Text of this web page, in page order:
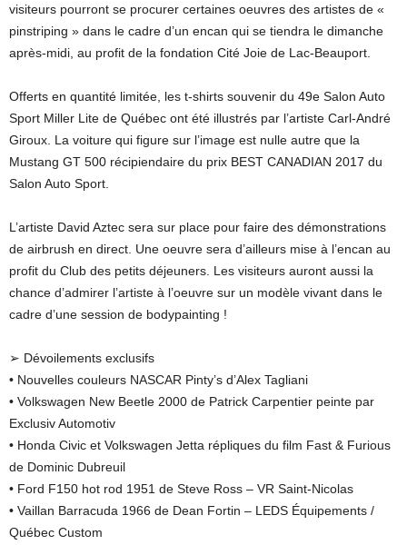
visiteurs pourront se procurer certaines oeuvres des artistes de «
pinstriping » dans le cadre d’un encan qui se tiendra le dimanche
après-midi, au profit de la fondation Cité Joie de Lac-Beauport.
Offerts en quantité limitée, les t-shirts souvenir du 49e Salon Auto
Sport Miller Lite de Québec ont été illustrés par l’artiste Carl-André
Giroux. La voiture qui figure sur l’image est nulle autre que la
Mustang GT 500 récipiendaire du prix BEST CANADIAN 2017 du
Salon Auto Sport.
L’artiste David Aztec sera sur place pour faire des démonstrations
de airbrush en direct. Une oeuvre sera d’ailleurs mise à l’encan au
profit du Club des petits déjeuners. Les visiteurs auront aussi la
chance d’admirer l’artiste à l’oeuvre sur un modèle vivant dans le
cadre d’une session de bodypainting !
➢ Dévoilements exclusifs
• Nouvelles couleurs NASCAR Pinty’s d’Alex Tagliani
• Volkswagen New Beetle 2000 de Patrick Carpentier peinte par
Exclusiv Automotiv
• Honda Civic et Volkswagen Jetta répliques du film Fast & Furious
de Dominic Dubreuil
• Ford F150 hot rod 1951 de Steve Ross – VR Saint-Nicolas
• Vaillan Barracuda 1966 de Dean Fortin – LEDS Équipements /
Québec Custom